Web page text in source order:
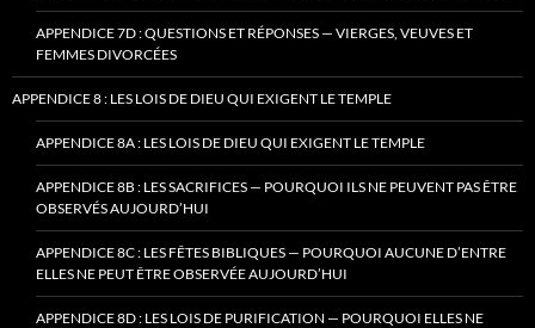
APPENDICE 7D : QUESTIONS ET RÉPONSES — VIERGES, VEUVES ET
FEMMES DIVORCÉES
APPENDICE 8 : LES LOIS DE DIEU QUI EXIGENT LE TEMPLE
APPENDICE 8A : LES LOIS DE DIEU QUI EXIGENT LE TEMPLE
APPENDICE 8B : LES SACRIFICES — POURQUOI ILS NE PEUVENT PAS ÊTRE
OBSERVÉS AUJOURD’HUI
APPENDICE 8C : LES FÊTES BIBLIQUES — POURQUOI AUCUNE D’ENTRE
ELLES NE PEUT ÊTRE OBSERVÉE AUJOURD’HUI
APPENDICE 8D : LES LOIS DE PURIFICATION — POURQUOI ELLES NE